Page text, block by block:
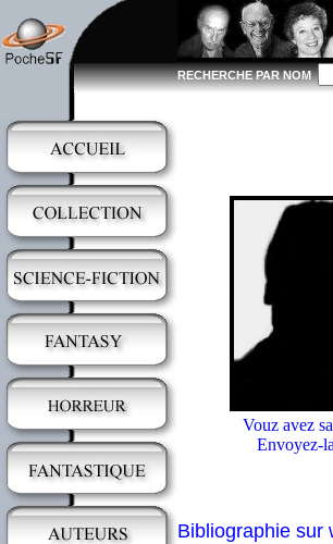
RECHERCHE PAR NOM
Vouz avez
Envoyez-
Bibliographie sur